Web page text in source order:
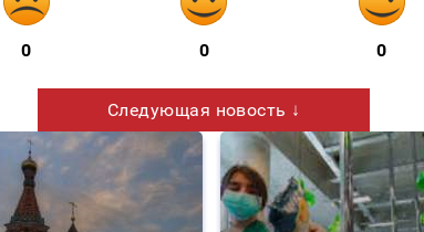
0 0 0
Следующая новость ↓